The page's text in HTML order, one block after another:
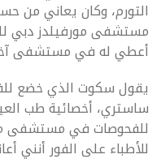
التورم، وكان يعاني من
مستشفى مورفيلدز دبي
أعطي له في مستشفى
يقول سكوت الذي خضع
ساستري، أخصائية طب
للفحوصات في مستشفى
للأطباء على الفور أنني